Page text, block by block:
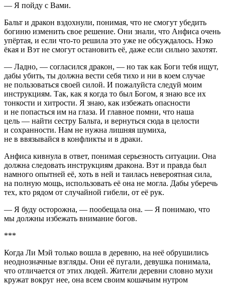
— Я пойду с Вами.
Бальт и дракон вздохнули, понимая, что не смогут убедить
богиню изменить свое решение. Они знали, что Анфиса очень
упёртая, и если что-то решила это уже не обсуждалось. Нэко
ёкая и Вэт не смогут остановить её, даже если сильно захотят.
— Ладно, — согласился дракон, — но так как Боги тебя ищут,
дабы убить, ты должна вести себя тихо и ни в коем случае
не пользоваться своей силой. И пожалуйста следуй моим
инструкциям. Так, как я когда то был Богом, я знаю все их
тонкости и хитрости. Я знаю, как избежать опасности
и не попасться им на глаза. И главное помни, что наша
цель — найти сестру Бальта, и вернуться сюда в целости
и сохранности. Нам не нужна лишняя шумиха,
не в ввязывайся в конфликты и в драки.
Анфиса кивнула в ответ, понимая серьезность ситуации. Она
должна следовать инструкциям дракона. Вэт и правда был
намного опытней её, хоть в ней и таилась невероятная сила,
на полную мощь, использовать её она не могла. Дабы уберечь
тех, кто рядом от случайной гибели, от её рук.
— Я буду осторожна, — пообещала она. — Я понимаю, что
мы должны избежать внимание богов.
***
Когда Ли Мэй только вошла в деревню, на неё обрушились
неоднозначные взгляды. Они её пугали, девушка понимала,
что отличается от этих людей. Жители деревни словно мухи
кружат вокруг нее, она всем своим кошачьим нутром